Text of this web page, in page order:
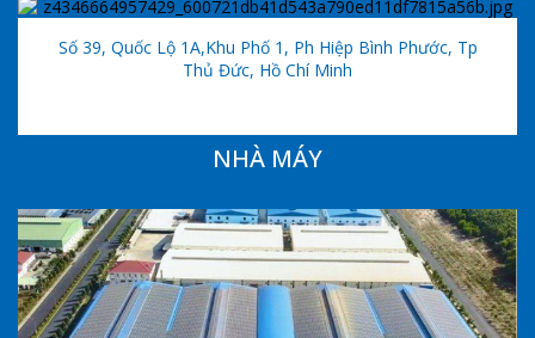
Số 39, Quốc Lộ 1A,khu Phố 1, Ph Hiệp Bình Phước, Tp
Thủ Đức, Hồ Chí Minh
NHÀ MÁY